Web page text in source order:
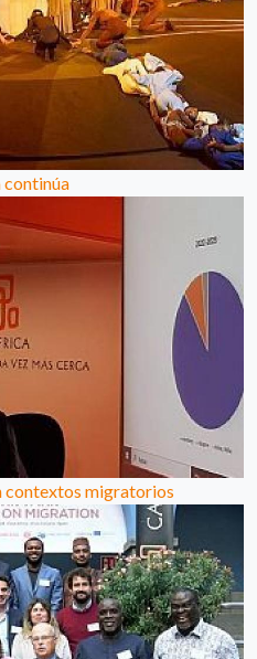
continúa
contextos migratorios